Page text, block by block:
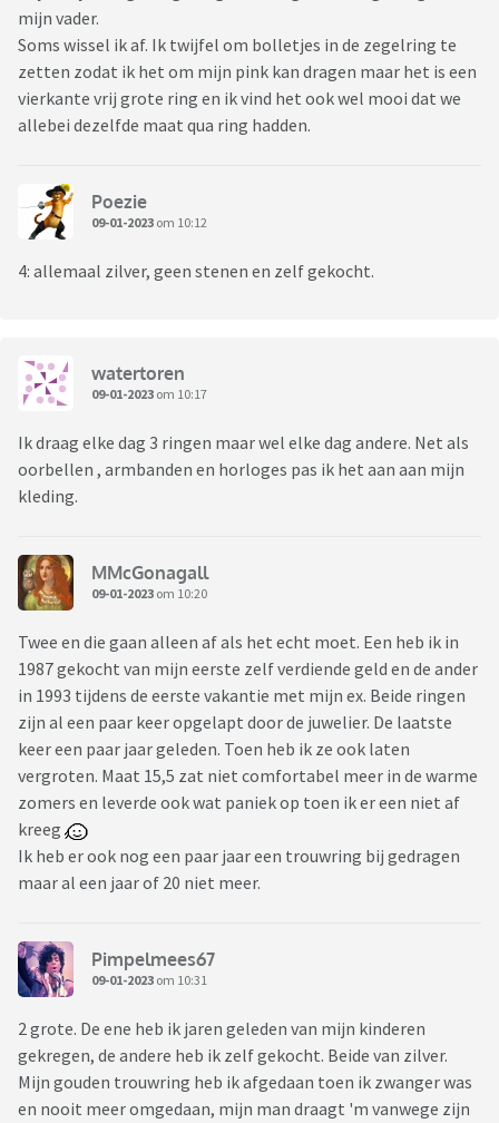
mijn vader.
Soms wissel ik af. Ik twijfel om bolletjes in de zegelring te
zetten zodat ik het om mijn pink kan dragen maar het is een
vierkante vrij grote ring en ik vind het ook wel mooi dat we
allebei dezelfde maat qua ring hadden.
Poezie
09-01-2023 om 10:12
4: allemaal zilver, geen stenen en zelf gekocht.
watertoren
09-01-2023 om 10:17
Ik draag elke dag 3 ringen maar wel elke dag andere. Net als
oorbellen , armbanden en horloges pas ik het aan aan mijn
kleding.
MMcGonagall
09-01-2023 om 10:20
Twee en die gaan alleen af als het echt moet. Een heb ik in
1987 gekocht van mijn eerste zelf verdiende geld en de ander
in 1993 tijdens de eerste vakantie met mijn ex. Beide ringen
zijn al een paar keer opgelapt door de juwelier. De laatste
keer een paar jaar geleden. Toen heb ik ze ook laten
vergroten. Maat 15,5 zat niet comfortabel meer in de warme
zomers en leverde ook wat paniek op toen ik er een niet af
kreeg
Ik heb er ook nog een paar jaar een trouwring bij gedragen
maar al een jaar of 20 niet meer.
Pimpelmees67
09-01-2023 om 10:31
2 grote. De ene heb ik jaren geleden van mijn kinderen
gekregen, de andere heb ik zelf gekocht. Beide van zilver.
Mijn gouden trouwring heb ik afgedaan toen ik zwanger was
en nooit meer omgedaan, mijn man draagt 'm vanwege zijn